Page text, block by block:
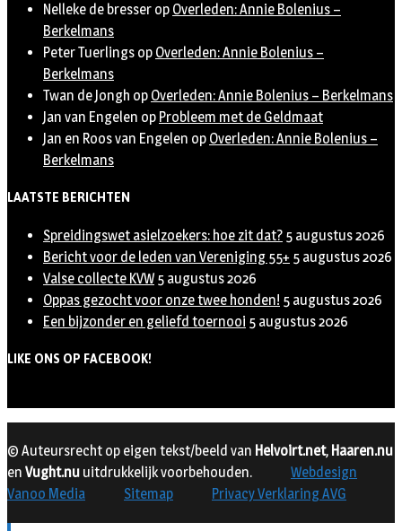
Nelleke de bresser op Overleden: Annie Bolenius –
Berkelmans
Peter Tuerlings op Overleden: Annie Bolenius –
Berkelmans
Twan de Jongh op Overleden: Annie Bolenius – Berkelmans
Jan van Engelen op Probleem met de Geldmaat
Jan en Roos van Engelen op Overleden: Annie Bolenius –
Berkelmans
LAATSTE BERICHTEN
Spreidingswet asielzoekers: hoe zit dat? 5 augustus 2026
Bericht voor de leden van Vereniging 55+ 5 augustus 2026
Valse collecte KVW 5 augustus 2026
Oppas gezocht voor onze twee honden! 5 augustus 2026
Een bijzonder en geliefd toernooi 5 augustus 2026
LIKE ONS OP FACEBOOK!
© Auteursrecht op eigen tekst/beeld van Helvoirt.net, Haaren.nu
en Vught.nu uitdrukkelijk voorbehouden.
Webdesign
Vanoo Media
Sitemap Privacy Verklaring AVG